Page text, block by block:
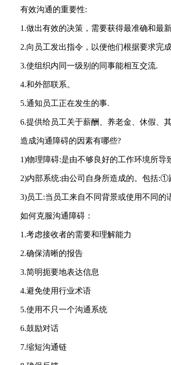
有效沟通的重要性:
1.做出有效的决策，需要获得最准确和最
2.向员工发出指令，以便他们根据要求完
3.使组织内同一级别的同事能相互交流.
4.和外部联系。
5.通知员工正在发生的事.
6.提供给员工关于薪酬、养老金、休假、其
造成沟通障碍的因素有哪些?
1)物理障碍:是由不够良好的工作环境所
2)内部系统:由公司自身所造成的。包括:①
3)员工:当员工来自不同背景或使用不同的
如何克服沟通障碍：
1.考虑接收者的需要和理解能力
2.确保清晰的报告
3.简明扼要地表达信息
4.避免使用行业术语
5.使用不只一个沟通系统
6.鼓励对话
7.缩短沟通链